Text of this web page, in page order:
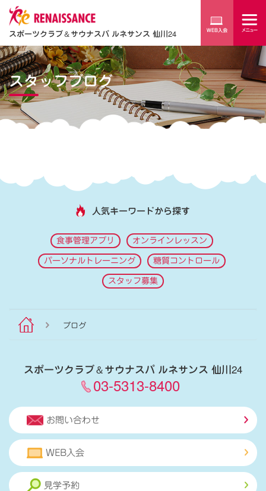
スポーツクラブ＆サウナスパ ルネサンス 仙川24
スタッフブログ
人気キーワードから探す
食事管理アプリ オンラインレッスン
パーソナルトレーニング 糖質コントロール
スタッフ募集
ブログ
スポーツクラブ＆サウナスパ ルネサンス 仙川24
03-5313-8400
お問い合わせ
WEB入会
見学予約